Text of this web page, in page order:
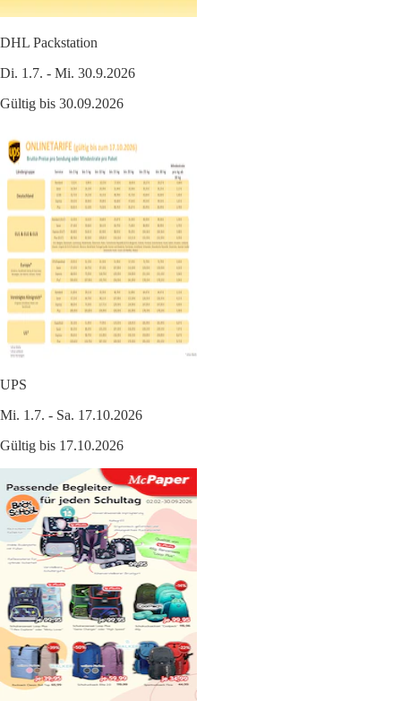
DHL Packstation
Di. 1.7. - Mi. 30.9.2026
Gültig bis 30.09.2026
UPS
Mi. 1.7. - Sa. 17.10.2026
Gültig bis 17.10.2026